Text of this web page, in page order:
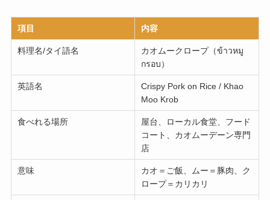
項目 内容
料理名/タイ語名
カオムークロープ（ข้าวหมู
กรอบ）
英語名
Crispy Pork on Rice / Khao
Moo Krob
食べれる場所
屋台、ローカル食堂、フード
コート、カオムーデーン専門
店
意味
カオ＝ご飯、ムー＝豚肉、ク
ロープ＝カリカリ